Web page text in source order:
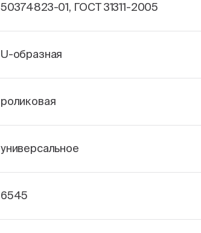
50374823-01, ГОСТ 31311-2005
U-образная
роликовая
универсальное
6545